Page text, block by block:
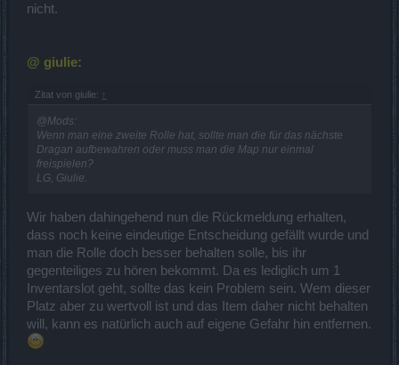
nicht.
@ giulie:
Zitat von giulie: ↑
@Mods:
Wenn man eine zweite Rolle hat, sollte man die für das nächste
Dragan aufbewahren oder muss man die Map nur einmal
freispielen?
LG, Giulie.
Wir haben dahingehend nun die Rückmeldung erhalten,
dass noch keine eindeutige Entscheidung gefällt wurde und
man die Rolle doch besser behalten solle, bis ihr
gegenteiliges zu hören bekommt. Da es lediglich um 1
Inventarslot geht, sollte das kein Problem sein. Wem dieser
Platz aber zu wertvoll ist und das Item daher nicht behalten
will, kann es natürlich auch auf eigene Gefahr hin entfernen.